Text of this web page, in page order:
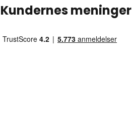
Kundernes meninger